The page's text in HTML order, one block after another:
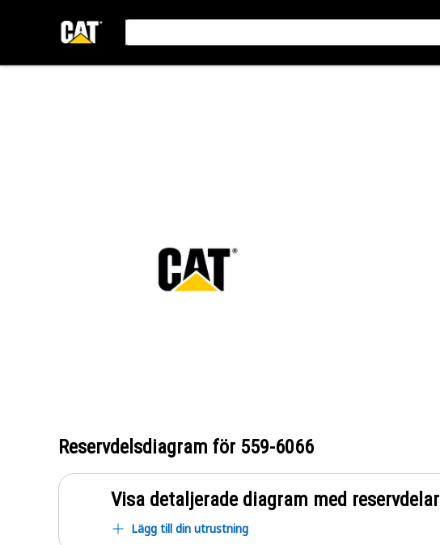
Reservdelsdiagram för 559-6066
Visa detaljerade diagram med reservdelar
Lägg till din utrustning